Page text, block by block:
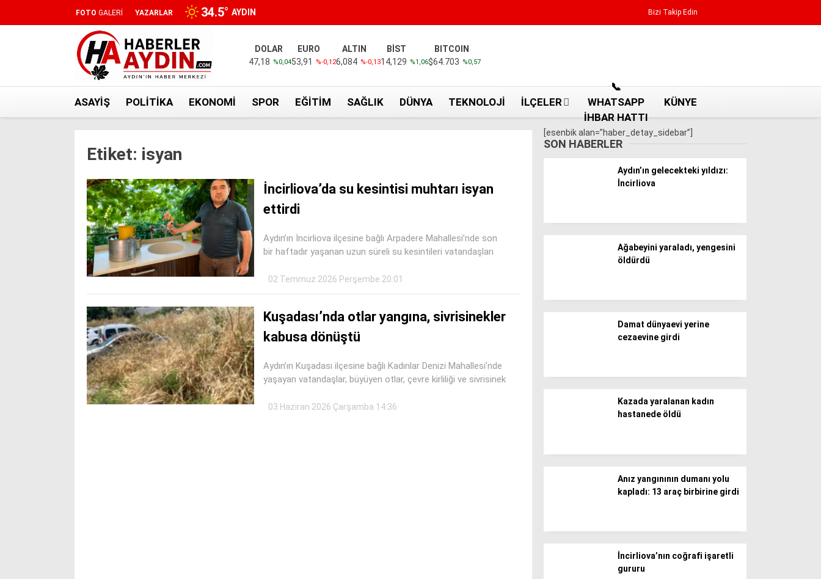
Aydın Haberleri
Hava Durumu
Künye
WhatsApp İhbar Hattı
FOTO GALERİ YAZARLAR 34.5° AYDIN Bizi Takip Edin
DOLAR
47,18 %0,04
EURO
53,91
%-0,12
ALTIN
6,084 %-0,13
BİST
14,129 %1,06
BITCOIN
$64.703 %0,57
ASAYIŞ POLITIKA EKONOMI SPOR EĞITIM SAĞLIK DÜNYA TEKNOLOJI İLÇELER
📞
WHATSAPP
İHBAR HATTI
KÜNYE
Etiket: isyan
İncirliova’da su kesintisi muhtarı isyan
ettirdi
Aydın’ın İncirliova ilçesine bağlı Arpadere Mahallesi’nde son
bir haftadır yaşanan uzun süreli su kesintileri vatandaşları
02 Temmuz 2026 Perşembe 20:01
Kuşadası’nda otlar yangına, sivrisinekler
kabusa dönüştü
Aydın’ın Kuşadası ilçesine bağlı Kadınlar Denizi Mahallesi’nde
yaşayan vatandaşlar, büyüyen otlar, çevre kirliliği ve sivrisinek
03 Haziran 2026 Çarşamba 14:36
[esenbik alan=”haber_detay_sidebar”]
SON HABERLER
Aydın’ın gelecekteki yıldızı:
İncirliova
Ağabeyini yaraladı, yengesini
öldürdü
Damat dünyaevi yerine
cezaevine girdi
Kazada yaralanan kadın
hastanede öldü
Anız yangınının dumanı yolu
kapladı: 13 araç birbirine girdi
İncirliova’nın coğrafi işaretli
gururu